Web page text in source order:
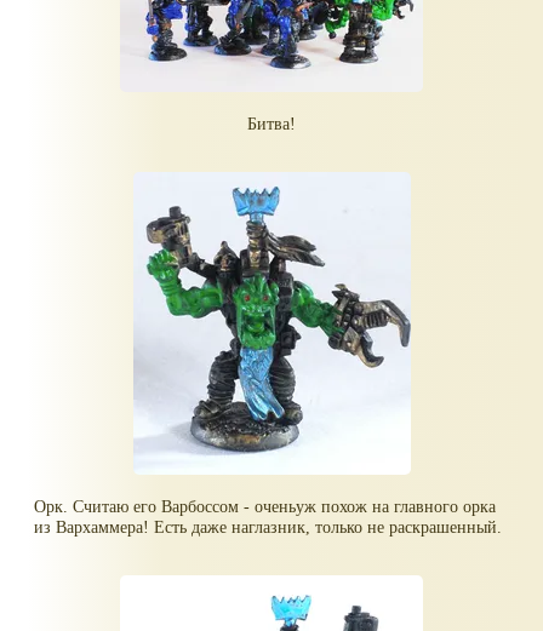
Битва!
Орк. Считаю его Варбоссом - оченьуж похож на главного орка
из Вархаммера! Есть даже наглазник, только не раскрашенный.